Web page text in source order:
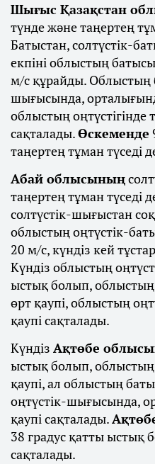
Шығыс Қазақстан
түнде және таңертең
Батыстан, солтүстік-
екпіні облыстың
м/с құрайды. Облыстың
шығысында,
облыстың оңтүстігінде
сақталады.Өскеменде
таңертең тұман түседі
Абай облысының
таңертең тұман түседі
солтүстік-шығыстан
облыстың оңтүстік-
20 м/с, күндіз кей
Күндіз облыстың
ыстық болып,
өрт қаупі, облыстың
қаупі сақталады.
Күндіз Ақтөбе
ыстық болып, облыстың
қаупі, ал облыстың
оңтүстік-шығысында,
қаупі сақталады.
38 градус қатты ыстық
сақталады.